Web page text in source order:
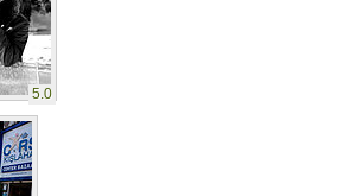
5.0